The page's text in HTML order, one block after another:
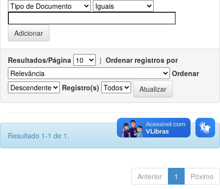
Resultados/Página | Ordenar registros por
Ordenar
Registro(s)
Resultado 1-1 de 1.
Anterior 1 Póximo